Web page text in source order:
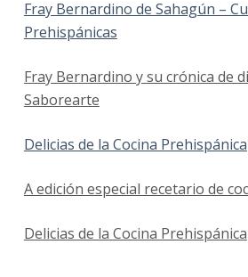
Fray Bernardino de Sahagún –
Prehispánicas
Fray Bernardino y su crónica de
Saborearte
Delicias de la Cocina Prehispánica
A edición especial recetario de
Delicias de la Cocina Prehispánica